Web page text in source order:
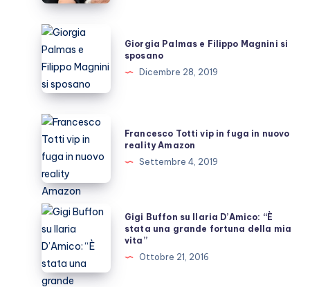
un
figlio?
Giorgia
Palmas
e
Filippo
Magnini
si
sposano
Giorgia Palmas e Filippo Magnini si
sposano
Dicembre 28, 2019
Francesco
Totti
vip
in
fuga
in
nuovo
reality
Amazon
Francesco Totti vip in fuga in nuovo
reality Amazon
Settembre 4, 2019
Gigi
Buffon
su
Ilaria
D’Amico:
Gigi Buffon su Ilaria D’Amico: “È
stata una grande fortuna della mia
vita”
Ottobre 21, 2016